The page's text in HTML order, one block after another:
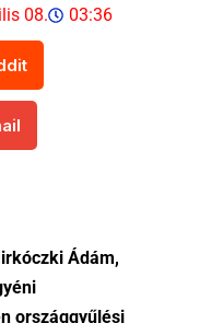
08. 03:36
Ádám,
országgyűlési